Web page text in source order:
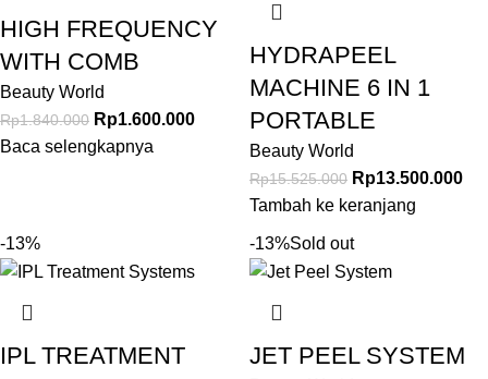
HIGH FREQUENCY
WITH COMB
Beauty World
Rp1.840.000 Rp1.600.000
Baca selengkapnya
HYDRAPEEL
MACHINE 6 IN 1
PORTABLE
Beauty World
Rp15.525.000 Rp13.500.000
Tambah ke keranjang
-13%
IPL TREATMENT
-13%Sold out
JET PEEL SYSTEM